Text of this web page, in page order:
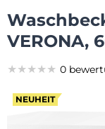
VERONA,
NEUHEIT
★★★★★
★★★★★
★★★★★ 0